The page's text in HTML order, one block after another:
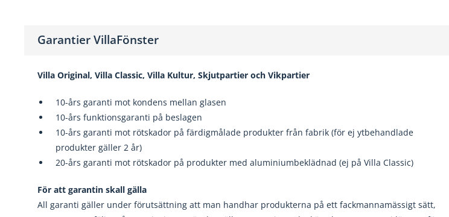
Garantier VillaFönster
Villa Original, Villa Classic, Villa Kultur, Skjutpartier och Vikpartier
10-års garanti mot kondens mellan glasen
10-års funktionsgaranti på beslagen
10-års garanti mot rötskador på färdigmålade produkter från fabrik (för ej ytbehandlade
produkter gäller 2 år)
20-års garanti mot rötskador på produkter med aluminiumbeklädnad (ej på Villa Classic)
För att garantin skall gälla
All garanti gäller under förutsättning att man handhar produkterna på ett fackmannamässigt sätt,